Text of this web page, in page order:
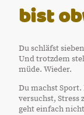
bist
Du schläfst
Und trotzdem
müde. Wieder.
Du machst
versuchst, Stress
geht einfach